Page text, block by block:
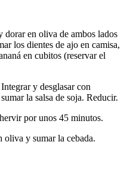
dorar en oliva de ambos lados
los dientes de ajo en camisa,
en cubitos (reservar el
y desglasar con
la salsa de soja. Reducir.
por unos 45 minutos.
oliva y sumar la cebada.